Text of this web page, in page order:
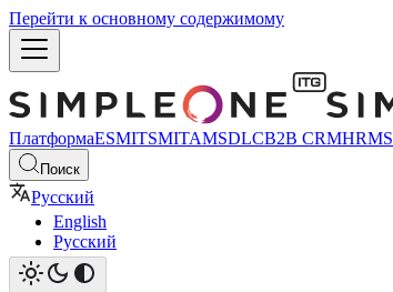
Перейти к основному содержимому
ПлатформаESMITSMITAMSDLCB2B CRMHRMS
Поиск
Русский
English
Русский